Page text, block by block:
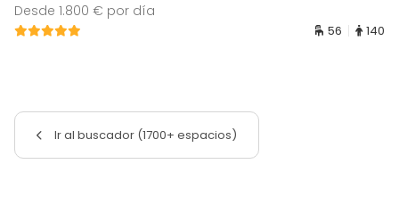
Desde 1.800 € por día
56 140
Ir al buscador (1700+ espacios)